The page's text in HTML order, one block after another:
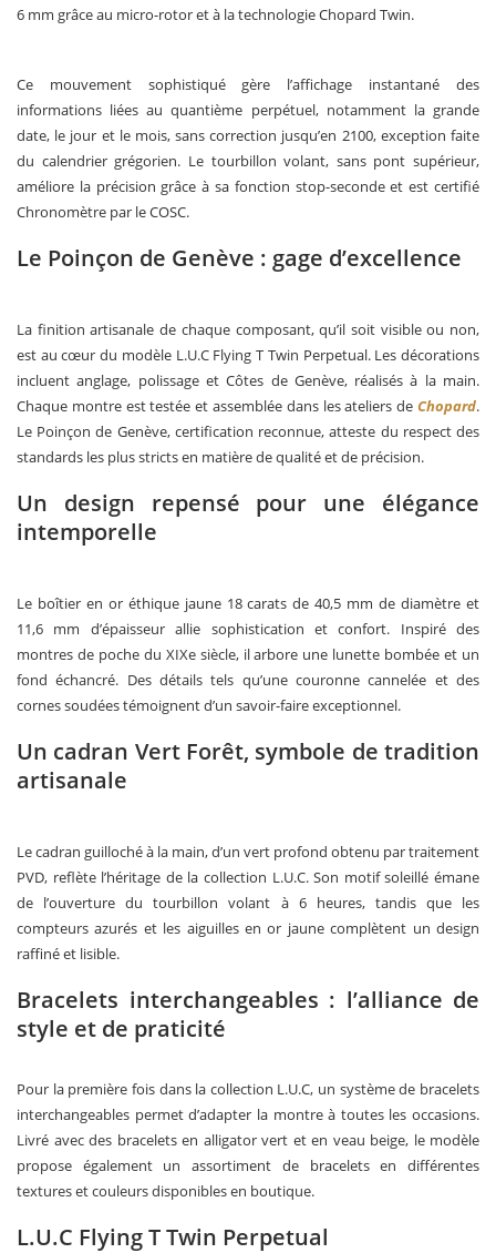
6 mm grâce au micro-rotor et à la technologie Chopard Twin.
Ce mouvement sophistiqué gère l’affichage instantané des
informations liées au quantième perpétuel, notamment la grande
date, le jour et le mois, sans correction jusqu’en 2100, exception faite
du calendrier grégorien. Le tourbillon volant, sans pont supérieur,
améliore la précision grâce à sa fonction stop-seconde et est certifié
Chronomètre par le COSC.
Le Poinçon de Genève : gage d’excellence
La finition artisanale de chaque composant, qu’il soit visible ou non,
est au cœur du modèle L.U.C Flying T Twin Perpetual. Les décorations
incluent anglage, polissage et Côtes de Genève, réalisés à la main.
Chaque montre est testée et assemblée dans les ateliers de Chopard.
Le Poinçon de Genève, certification reconnue, atteste du respect des
standards les plus stricts en matière de qualité et de précision.
Un design repensé pour une élégance
intemporelle
Le boîtier en or éthique jaune 18 carats de 40,5 mm de diamètre et
11,6 mm d’épaisseur allie sophistication et confort. Inspiré des
montres de poche du XIXe siècle, il arbore une lunette bombée et un
fond échancré. Des détails tels qu’une couronne cannelée et des
cornes soudées témoignent d’un savoir-faire exceptionnel.
Un cadran Vert Forêt, symbole de tradition
artisanale
Le cadran guilloché à la main, d’un vert profond obtenu par traitement
PVD, reflète l’héritage de la collection L.U.C. Son motif soleillé émane
de l’ouverture du tourbillon volant à 6 heures, tandis que les
compteurs azurés et les aiguilles en or jaune complètent un design
raffiné et lisible.
Bracelets interchangeables : l’alliance de
style et de praticité
Pour la première fois dans la collection L.U.C, un système de bracelets
interchangeables permet d’adapter la montre à toutes les occasions.
Livré avec des bracelets en alligator vert et en veau beige, le modèle
propose également un assortiment de bracelets en différentes
textures et couleurs disponibles en boutique.
L.U.C Flying T Twin Perpetual